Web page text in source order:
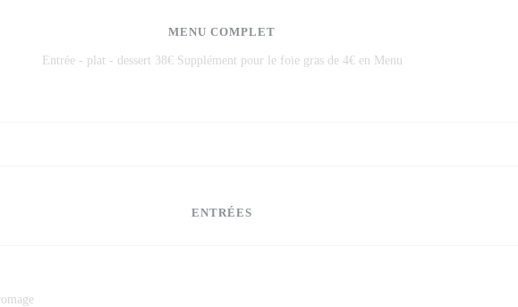
MENU COMPLET
Entrée - plat - dessert 38€ Supplément pour le foie gras de 4€ en Menu
ENTRÉES